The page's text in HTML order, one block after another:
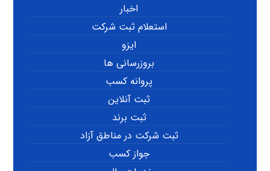
اخبار
استعلام ثبت شرکت
ایزو
بروزرسانی ها
پروانه کسب
ثبت آنلاین
ثبت برند
ثبت شرکت در مناطق آزاد
جواز کسب